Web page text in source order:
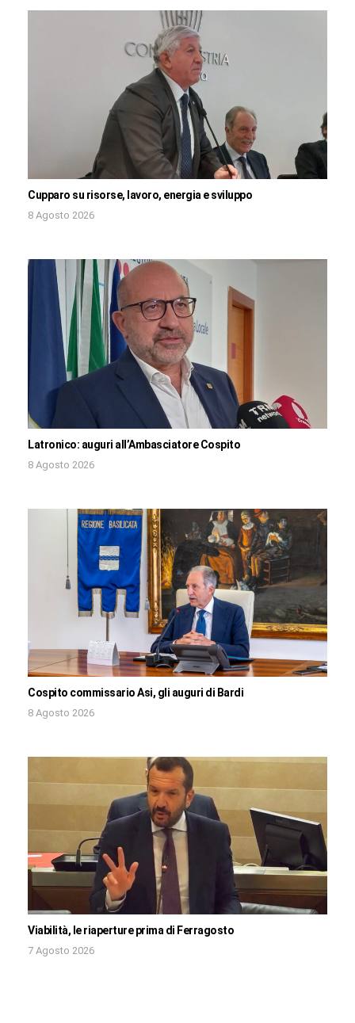
Cupparo su risorse, lavoro, energia e sviluppo
8 Agosto 2026
Latronico: auguri all’Ambasciatore Cospito
8 Agosto 2026
Cospito commissario Asi, gli auguri di Bardi
8 Agosto 2026
Viabilità, le riaperture prima di Ferragosto
7 Agosto 2026